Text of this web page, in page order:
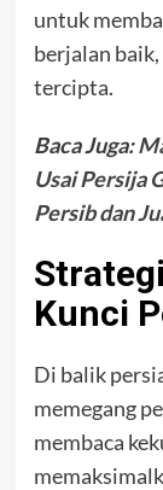
untuk
berjalan
tercipta.
Baca Juga:
Usai Persija
Persib dan
Kunci
Di balik
memegang
membaca